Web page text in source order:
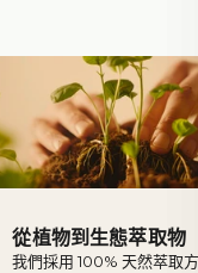
從植物到生態萃取物
我們採用 100% 天然萃取